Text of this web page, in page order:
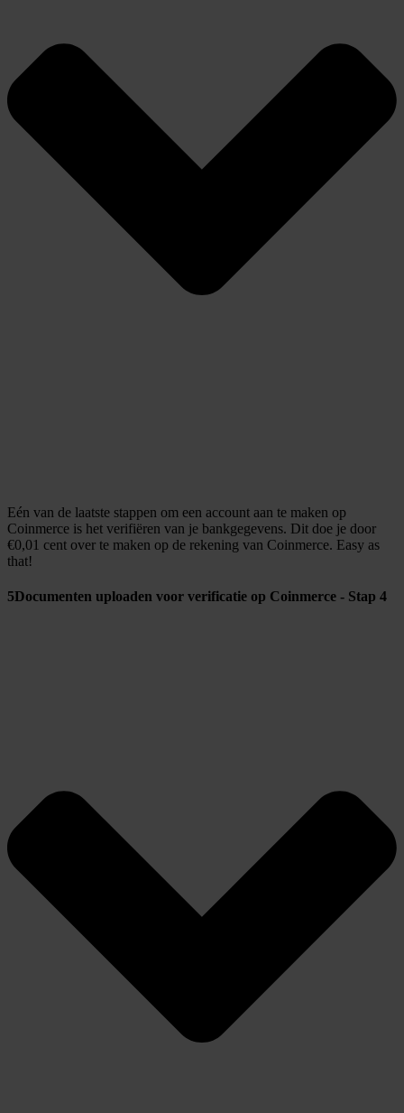
Eén van de laatste stappen om een account aan te maken op
Coinmerce is het verifiëren van je bankgegevens. Dit doe je door
€0,01 cent over te maken op de rekening van Coinmerce. Easy as
that!
5Documenten uploaden voor verificatie op Coinmerce - Stap 4